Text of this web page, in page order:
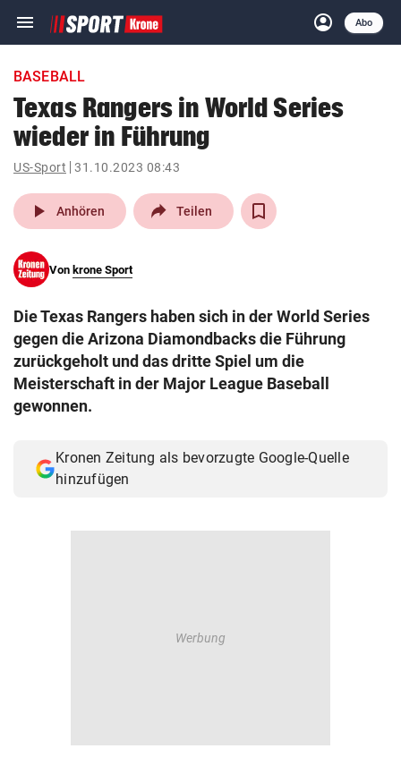
menu Navigation
ein-/ausklappen
account_circle
Anmelden
Abo
close Schließen
account_circle Anmelden
pin_drop
Wien arrow_right
search
eingeben
BASEBALL
Texas Rangers in World Series
wieder in Führung
US-Sport 31.10.2023 08:43
play_arrow Anhören Teilen
Von krone Sport
Die Texas Rangers haben sich in der World Series
gegen die Arizona Diamondbacks die Führung
zurückgeholt und das dritte Spiel um die
Meisterschaft in der Major League Baseball
gewonnen.
Kronen Zeitung als bevorzugte Google-Quelle
hinzufügen